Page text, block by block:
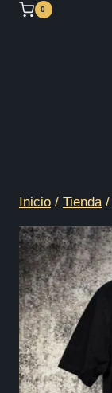
Saltar 0
Inicio / Tienda /